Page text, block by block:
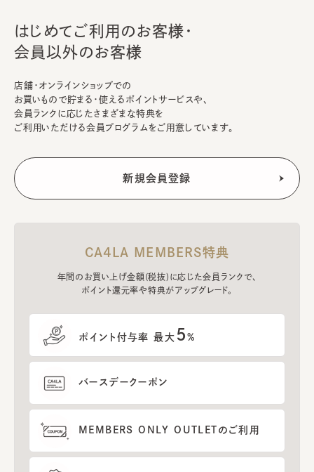
はじめてご利用のお客様・
会員以外のお客様
店舗・オンラインショップでの
お買いもので貯まる・使えるポイントサービスや、
会員ランクに応じたさまざまな特典を
ご利用いただける会員プログラムをご用意しています。
CA4LA MEMBERS特典
年間のお買い上げ金額(税抜)に応じた会員ランクで、
ポイント還元率や特典がアップグレード。
ポイント付与率 最大 5%
バースデークーポン
MEMBERS ONLY OUTLETのご利用